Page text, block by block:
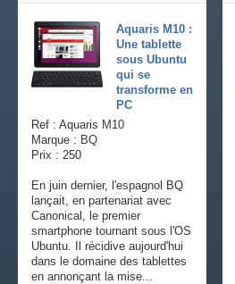
Aquaris M10 :
Une tablette
sous Ubuntu
qui se
transforme en
PC
Ref : Aquaris M10
Marque : BQ
Prix : 250
En juin dernier, l'espagnol BQ
lançait, en partenariat avec
Canonical, le premier
smartphone tournant sous l'OS
Ubuntu. Il récidive aujourd'hui
dans le domaine des tablettes
en annonçant la mise...